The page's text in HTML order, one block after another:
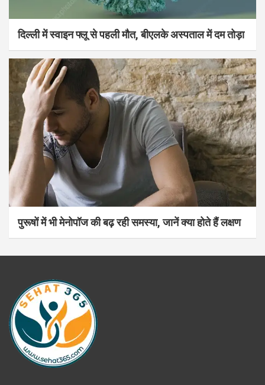
दिल्ली में स्वाइन फ्लू से पहली मौत, बीएलके अस्पताल में दम तोड़ा
पुरूषों में भी मेनोपॉज की बढ़ रही समस्या, जानें क्या होते हैं लक्षण